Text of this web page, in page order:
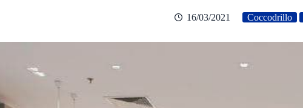
16/03/2021 Coccodrillo